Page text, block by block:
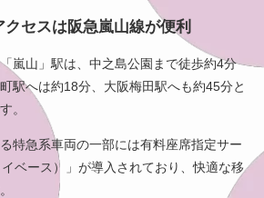
セスは阪急嵐山線が便利
嵐山」駅は、中之島公園まで徒歩約4分
駅へは約18分、大阪梅田駅へも約45分と
。
特急系車両の一部には有料座席指定サー
ベース）」が導入されており、快適な移